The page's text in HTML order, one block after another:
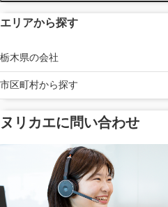
塗料の​品質を​保証
メーカー保証
見えにくい屋根も安心
ドローン診断
省エネ効果
断熱・遮熱塗料対応
エリアから探す
栃木県の会社
市区町村から探す
ヌリカエに問い合わせ